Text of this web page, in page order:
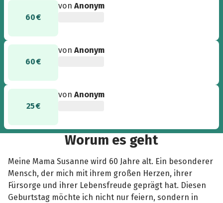
60 €
vonAnonym
60 €
vonAnonym
25 €
vonAnonym
Worum es geht
Meine Mama Susanne wird 60 Jahre alt. Ein besonderer
Mensch, der mich mit ihrem großen Herzen, ihrer
Fürsorge und ihrer Lebensfreude geprägt hat. Diesen
Geburtstag möchte ich nicht nur feiern, sondern in